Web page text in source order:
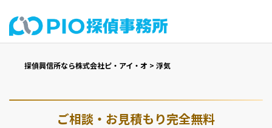
探偵興信所なら株式会社ピ・アイ・オ > 浮気
ご相談・お見積もり完全無料